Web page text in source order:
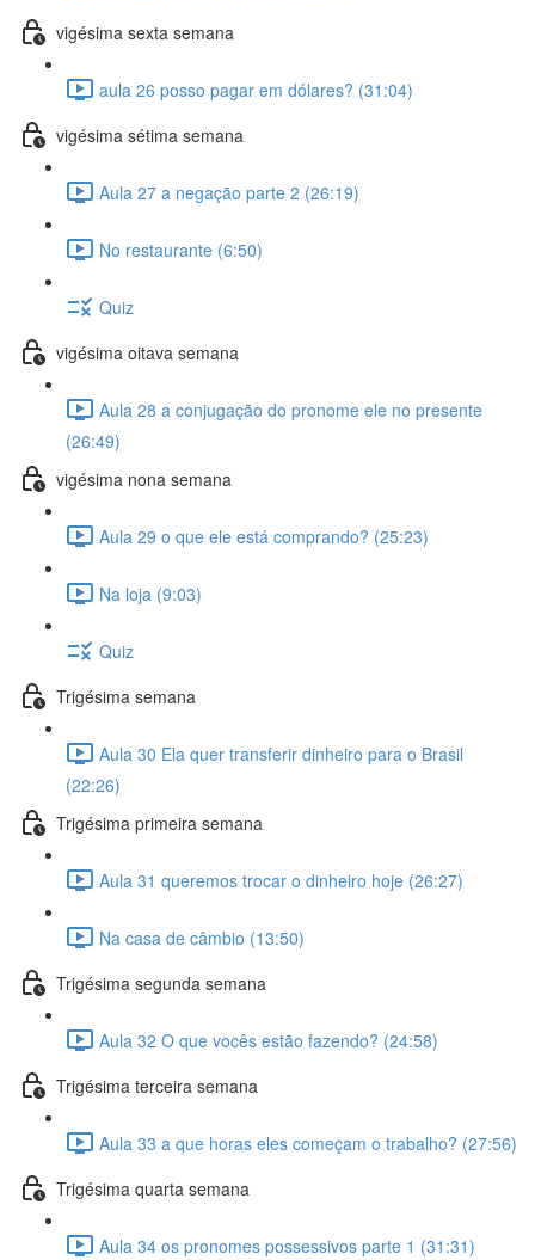
vigésima sexta semana
aula 26 posso pagar em dólares? (31:04)
vigésima sétima semana
Aula 27 a negação parte 2 (26:19)
No restaurante (6:50)
Quiz
vigésima oitava semana
Aula 28 a conjugação do pronome ele no presente
(26:49)
vigésima nona semana
Aula 29 o que ele está comprando? (25:23)
Na loja (9:03)
Quiz
Trigésima semana
Aula 30 Ela quer transferir dinheiro para o Brasil
(22:26)
Trigésima primeira semana
Aula 31 queremos trocar o dinheiro hoje (26:27)
Na casa de câmbio (13:50)
Trigésima segunda semana
Aula 32 O que vocês estão fazendo? (24:58)
Trigésima terceira semana
Aula 33 a que horas eles começam o trabalho? (27:56)
Trigésima quarta semana
Aula 34 os pronomes possessivos parte 1 (31:31)